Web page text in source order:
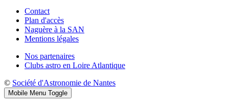
Contact
Plan d'accès
Naguère à la SAN
Mentions légales
Nos partenaires
Clubs astro en Loire Atlantique
© Société d'Astronomie de Nantes
Mobile Menu Toggle